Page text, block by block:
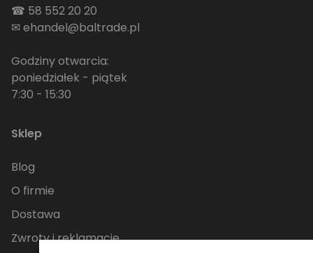
☎ 58 552 20 20
✉ehandel@baltrade.pl
Godziny otwarcia:
poniedziałek - piątek
7:30 - 15:30
Sklep
Blog
O firmie
Dostawa
Zwroty i reklamacje